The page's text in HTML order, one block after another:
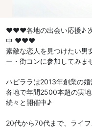
♥♥♥各地の出会い応援♪
中 ♥♥♥
素敵な恋人を見つけたい男
ー・街コンに参加してみま
ハピララは2013年創業の婚
各地で年間2500本超の実
続々と開催中♪
20代から70代まで、ライ